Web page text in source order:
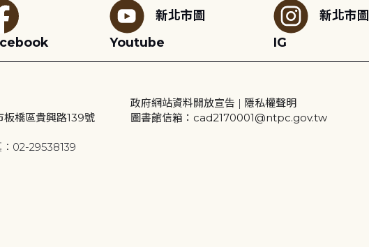
新北市圖
Youtube
新北市圖
IG
橋區貴興路139號
02-29538139
政府網站資料開放宣告 | 隱私權聲明
圖書館信箱：cad2170001@ntpc.gov.tw